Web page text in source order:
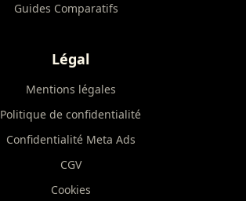
Guides Comparatifs
Légal
Mentions légales
Politique de confidentialité
Confidentialité Meta Ads
CGV
Cookies